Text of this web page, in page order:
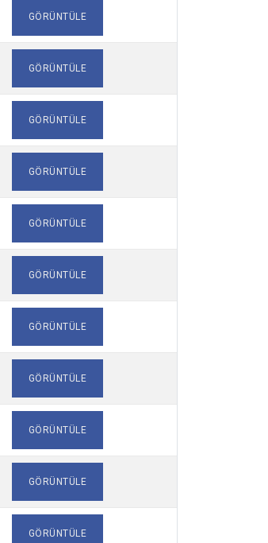
GÖRÜNTÜLE
GÖRÜNTÜLE
GÖRÜNTÜLE
GÖRÜNTÜLE
GÖRÜNTÜLE
GÖRÜNTÜLE
GÖRÜNTÜLE
GÖRÜNTÜLE
GÖRÜNTÜLE
GÖRÜNTÜLE
GÖRÜNTÜLE